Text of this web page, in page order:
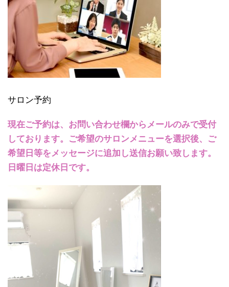
サロン予約
現在ご予約は、お問い合わせ欄からメールのみで受付
しております。ご希望のサロンメニューを選択後、ご
希望日等をメッセージに追加し送信お願い致します。
日曜日は定休日です。